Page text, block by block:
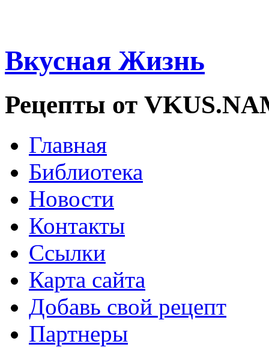
Вкусная Жизнь
Рецепты от
Главная
Библиотека
Новости
Контакты
Ссылки
Карта сайта
Добавь свой рецепт
Партнеры